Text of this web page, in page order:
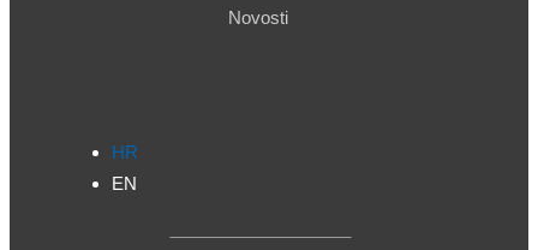
Novosti
HR
EN